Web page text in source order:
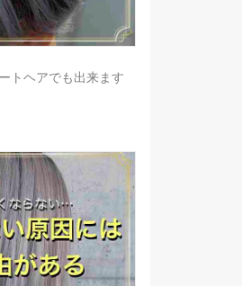
トヘアでも出来ます